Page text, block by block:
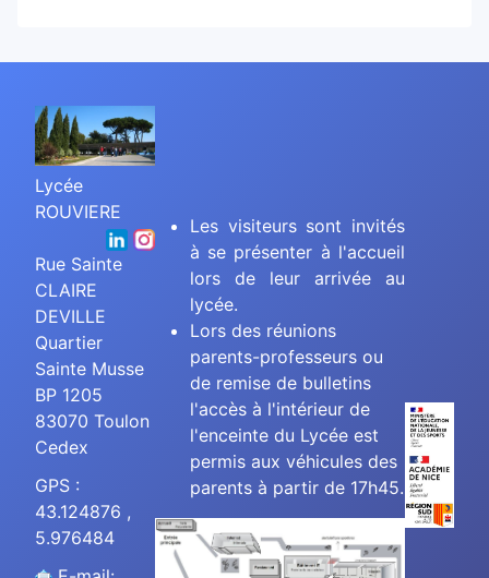
Lycée
ROUVIERE
Rue Sainte
CLAIRE
DEVILLE
Quartier
Sainte Musse
BP 1205
83070 Toulon
Cedex
GPS :
43.124876 ,
5.976484
Les visiteurs sont invités
à se présenter à l'accueil
lors de leur arrivée au
lycée.
Lors des réunions
parents-professeurs ou
de remise de bulletins
l'accès à l'intérieur de
l'enceinte du Lycée est
permis aux véhicules des
parents à partir de 17h45.